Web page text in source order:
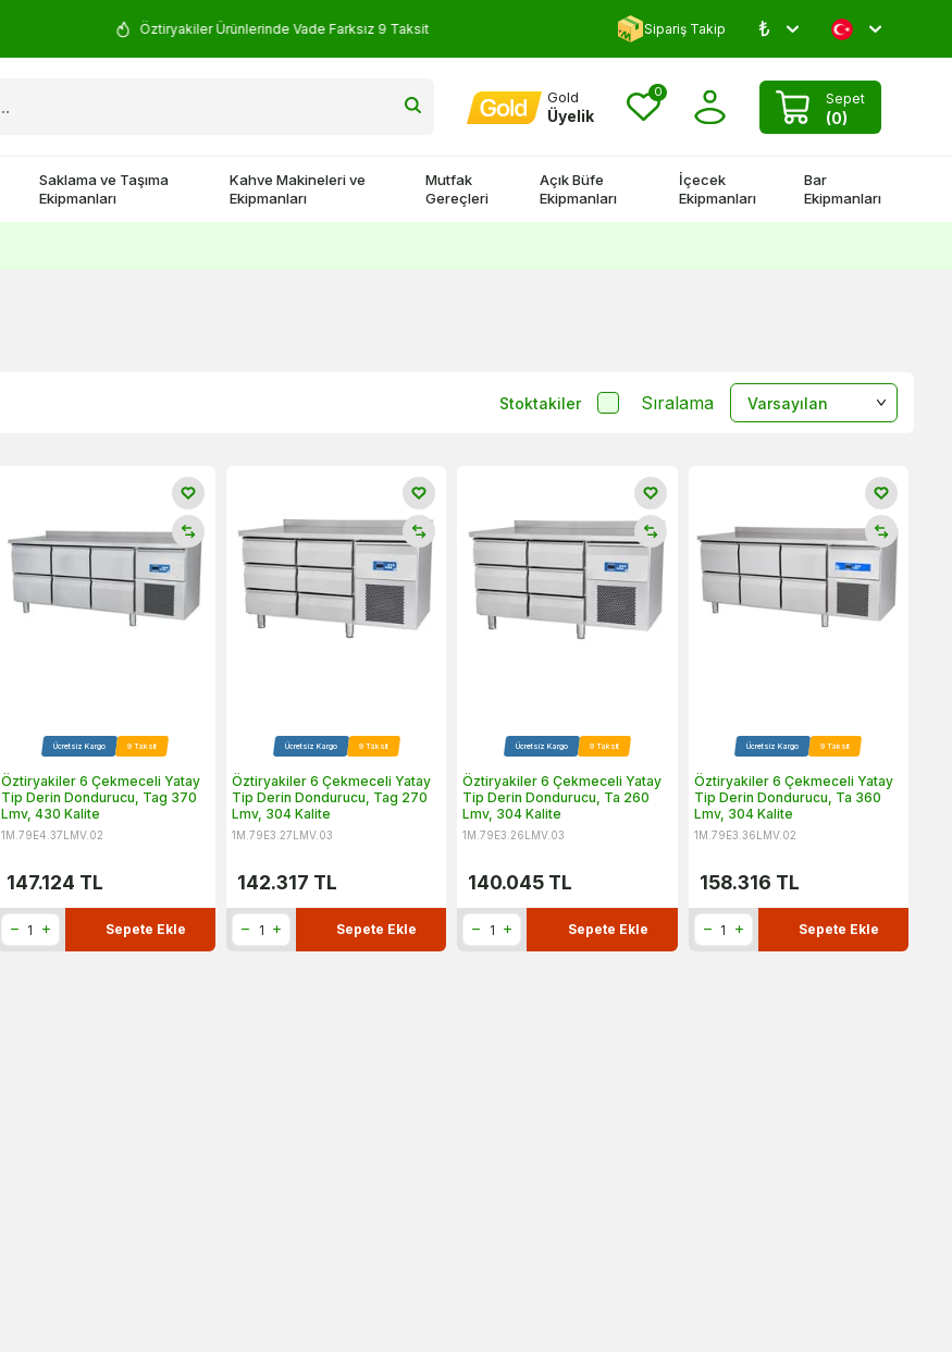
Öztiryakiler Ürünlerinde Vade Farksız 9 Taksit Yorum Yap 500 TL Kazan!
Sipariş Takip ₺
Gold
Üyelik
0 Sepet
(0)
Saklama ve Taşıma
Ekipmanları
Kahve Makineleri ve
Ekipmanları
Mutfak
Gereçleri
Açık Büfe
Ekipmanları
İçecek
Ekipmanları
Bar
Ekipmanları
Stoktakiler Sıralama
Ücretsiz Kargo 9 Taksit
Öztiryakiler 6 Çekmeceli Yatay
Tip Derin Dondurucu, Tag 370
Lmv, 430 Kalite
1M.79E4.37LMV.02
147.124 TL
Sepete Ekle
Ücretsiz Kargo 9 Taksit
Öztiryakiler 6 Çekmeceli Yatay
Tip Derin Dondurucu, Tag 270
Lmv, 304 Kalite
1M.79E3.27LMV.03
142.317 TL
Sepete Ekle
Ücretsiz Kargo 9 Taksit
Öztiryakiler 6 Çekmeceli Yatay
Tip Derin Dondurucu, Ta 260
Lmv, 304 Kalite
1M.79E3.26LMV.03
140.045 TL
Sepete Ekle
Ücretsiz Kargo 9 Taksit
Öztiryakiler 6 Çekmeceli Yatay
Tip Derin Dondurucu, Ta 360
Lmv, 304 Kalite
1M.79E3.36LMV.02
158.316 TL
Sepete Ekle